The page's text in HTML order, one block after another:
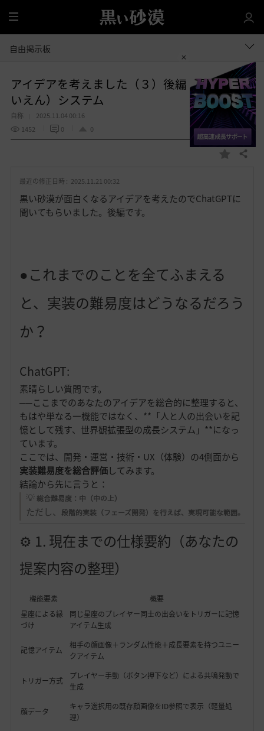
全
体
自由掲示板
アイデアを考えました（３）後編 星縁（せ
いえん）システム
自称
2025.11.04 00:16
1452
0 0
お
入
共有する
最近の修正日時 : 2025.11.21 00:32
黒い砂漠が面白くなるアイデアを考えたのでChatGPTに
聞いてもらいました。後編です。
●これまでのことを全てふまえる
と、実装の難易度はどうなるだろう
か？
ChatGPT:
素晴らしい質問です。
──ここまでのあなたのアイデアを総合的に整理すると、
もはや単なる一機能ではなく、**「人と人の出会いを記
憶として残す、世界観拡張型の成長システム」**になっ
ています。
ここでは、開発・運営・技術・UX（体験）の4側面から
実装難易度を総合評価してみます。
結論から先に言うと：
💡 総合難易度：中（中の上）
ただし、 段階的実装（フェーズ開発）を行えば、実現可能な範囲。
⚙️ 1. 現在までの仕様要約（あなたの
提案内容の整理）
機能要素
概要
星座による縁
づけ
同じ星座のプレイヤー同士の出会いをトリガーに記憶
アイテム生成
記憶アイテム
相手の顔画像＋ランダム性能＋成長要素を持つユニー
クアイテム
トリガー方式
プレイヤー手動（ボタン押下など）による共鳴発動で
生成
顔データ
キャラ選択用の既存顔画像をID参照で表示（軽量処
理）